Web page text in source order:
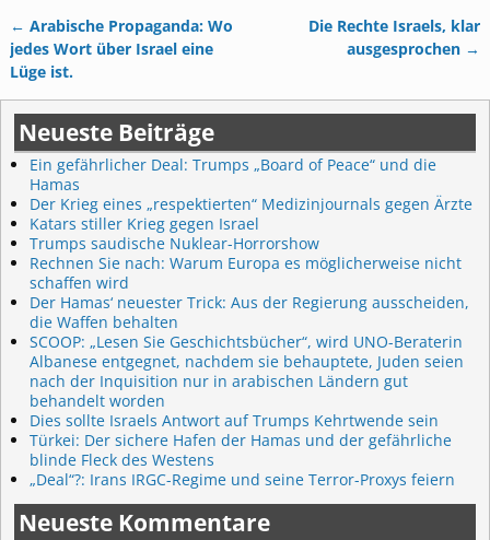
Artikelnavigation
← Arabische Propaganda: Wo
jedes Wort über Israel eine
Lüge ist.
Die Rechte Israels, klar
ausgesprochen →
Neueste Beiträge
Ein gefährlicher Deal: Trumps „Board of Peace“ und die
Hamas
Der Krieg eines „respektierten“ Medizinjournals gegen Ärzte
Katars stiller Krieg gegen Israel
Trumps saudische Nuklear-Horrorshow
Rechnen Sie nach: Warum Europa es möglicherweise nicht
schaffen wird
Der Hamas‘ neuester Trick: Aus der Regierung ausscheiden,
die Waffen behalten
SCOOP: „Lesen Sie Geschichtsbücher“, wird UNO-Beraterin
Albanese entgegnet, nachdem sie behauptete, Juden seien
nach der Inquisition nur in arabischen Ländern gut
behandelt worden
Dies sollte Israels Antwort auf Trumps Kehrtwende sein
Türkei: Der sichere Hafen der Hamas und der gefährliche
blinde Fleck des Westens
„Deal“?: Irans IRGC-Regime und seine Terror-Proxys feiern
Neueste Kommentare